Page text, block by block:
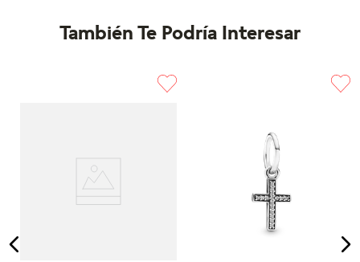
También Te Podría Interesar